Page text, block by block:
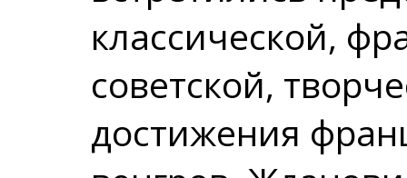
классической,
советской,
достижения